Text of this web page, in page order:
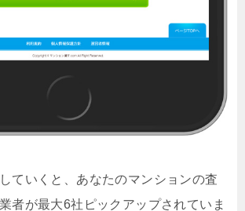
ていくと、あなたのマンションの査
者が最大6社ピックアップされていま